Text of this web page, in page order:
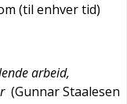
(til enhver tid)
arbeid,
(Gunnar Staalesen